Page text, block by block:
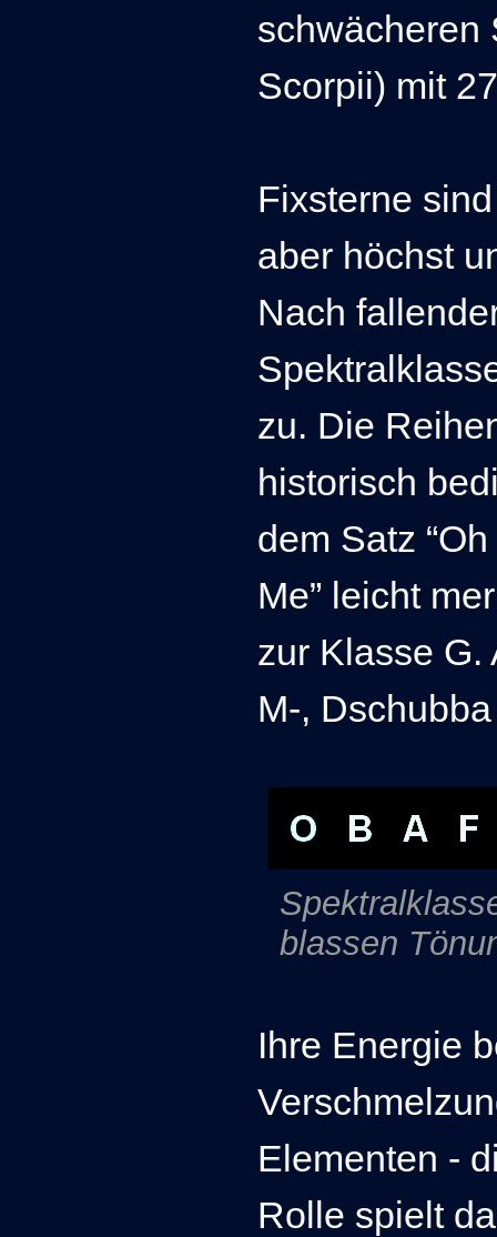
schwächeren
Scorpii) mit
Fixsterne
aber höchst
Nach
zu. Die
historisch
dem Satz
Me” leicht
zur Klasse G.
M-,
blassen
Ihre Energie
Elementen -
Rolle spielt